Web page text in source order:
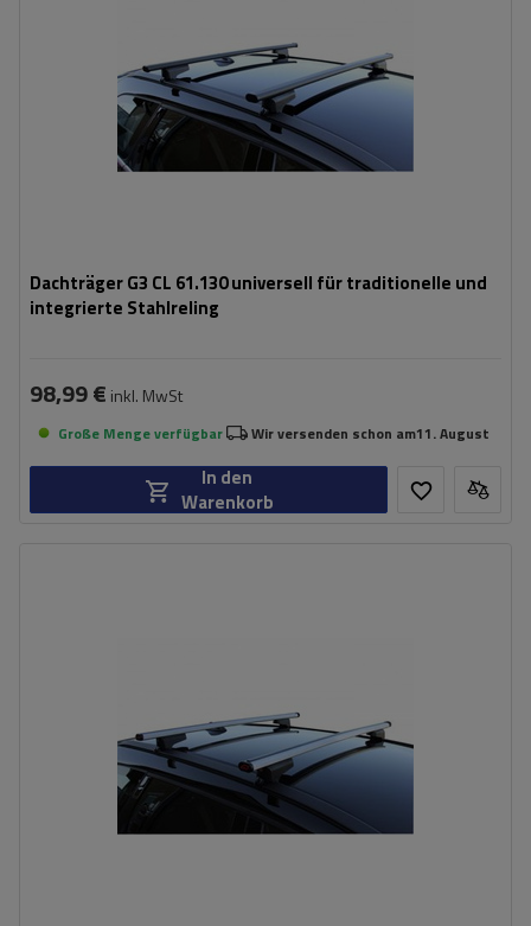
Dachträger G3 CL 61.130 universell für traditionelle und
integrierte Stahlreling
98,99 € inkl. MwSt
Große Menge verfügbar Wir versenden schon am11. August
In den
Warenkorb